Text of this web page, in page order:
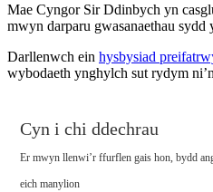
Mae Cyngor Sir Ddinbych yn
mwyn darparu gwasanaethau sydd
Darllenwch ein hysbysiad
wybodaeth ynghylch sut rydym
Cyn i chi ddechrau
Er mwyn llenwi’r ffurflen gais hon, bydd
eich manylion